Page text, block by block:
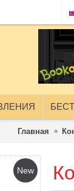
Главная
New